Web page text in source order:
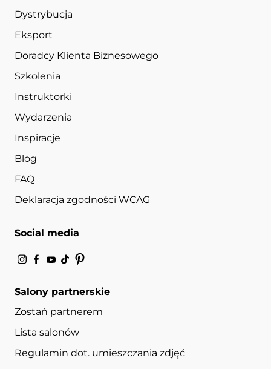
Dystrybucja
Eksport
Doradcy Klienta Biznesowego
Szkolenia
Instruktorki
Wydarzenia
Inspiracje
Blog
FAQ
Deklaracja zgodności WCAG
Social media
Salony partnerskie
Zostań partnerem
Lista salonów
Regulamin dot. umieszczania zdjęć